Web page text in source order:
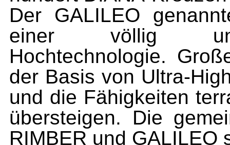
Der GALILEO
einer völlig
Hochtechnologie.
der Basis von Ultra-
und die Fähigkeiten
übersteigen. Die
RIMBER und GALILEO